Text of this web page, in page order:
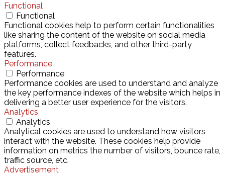
Functional
Functional
Functional cookies help to perform certain functionalities
like sharing the content of the website on social media
platforms, collect feedbacks, and other third-party
features.
Performance
Performance
Performance cookies are used to understand and analyze
the key performance indexes of the website which helps in
delivering a better user experience for the visitors.
Analytics
Analytics
Analytical cookies are used to understand how visitors
interact with the website. These cookies help provide
information on metrics the number of visitors, bounce rate,
traffic source, etc.
Advertisement